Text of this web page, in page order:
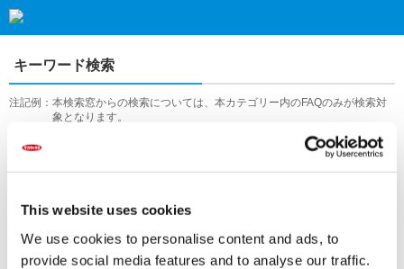
This website uses cookies
We use cookies to personalise content and ads, to
provide social media features and to analyse our traffic.
キーワード検索
注記例： 本検索窓からの検索については、本カテゴリー内のFAQのみが検索対
象となります。
サイト全体での検索をご希望の際にはTOPページに戻って検索してく